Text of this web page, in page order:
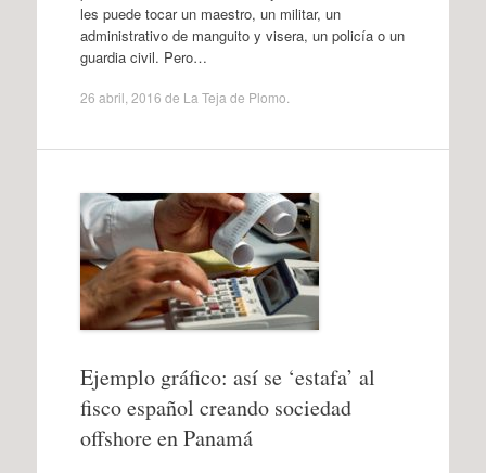
les puede tocar un maestro, un militar, un
administrativo de manguito y visera, un policía o un
guardia civil. Pero…
26 abril, 2016 de La Teja de Plomo
Ejemplo gráfico: así se ‘estafa’ al
fisco español creando sociedad
offshore en Panamá